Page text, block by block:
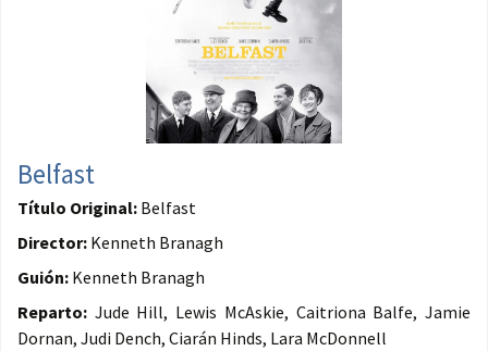
Belfast
Título Original: Belfast
Director: Kenneth Branagh
Guión: Kenneth Branagh
Reparto: Jude Hill, Lewis McAskie, Caitriona Balfe, Jamie
Dornan, Judi Dench, Ciarán Hinds, Lara McDonnell